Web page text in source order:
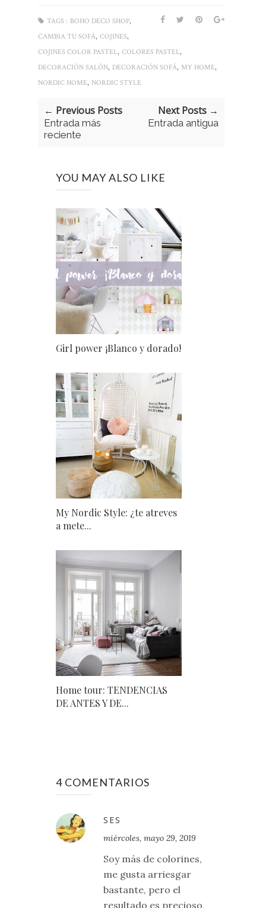
TAGS : BOHO DECO SHOP,
CAMBIA TU SOFÁ, COJINES,
COJINES COLOR PASTEL, COLORES PASTEL,
DECORACIÓN SALÓN, DECORACIÓN SOFÁ, MY HOME,
NORDIC HOME, NORDIC STYLE
← Previous Posts
Entrada más
reciente
Next Posts →
Entrada antigua
YOU MAY ALSO LIKE
Girl power ¡Blanco y dorado!
My Nordic Style: ¿te atreves
a mete...
Home tour: TENDENCIAS
DE ANTES Y DE...
4 COMENTARIOS
SES
miércoles, mayo 29, 2019
Soy más de colorines,
me gusta arriesgar
bastante, pero el
resultado es precioso,